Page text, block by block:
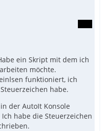
ein Skript mit dem ich
möchte.
funktioniert, ich
habe.
der AutoIt Konsole
habe die Steuerzeichen